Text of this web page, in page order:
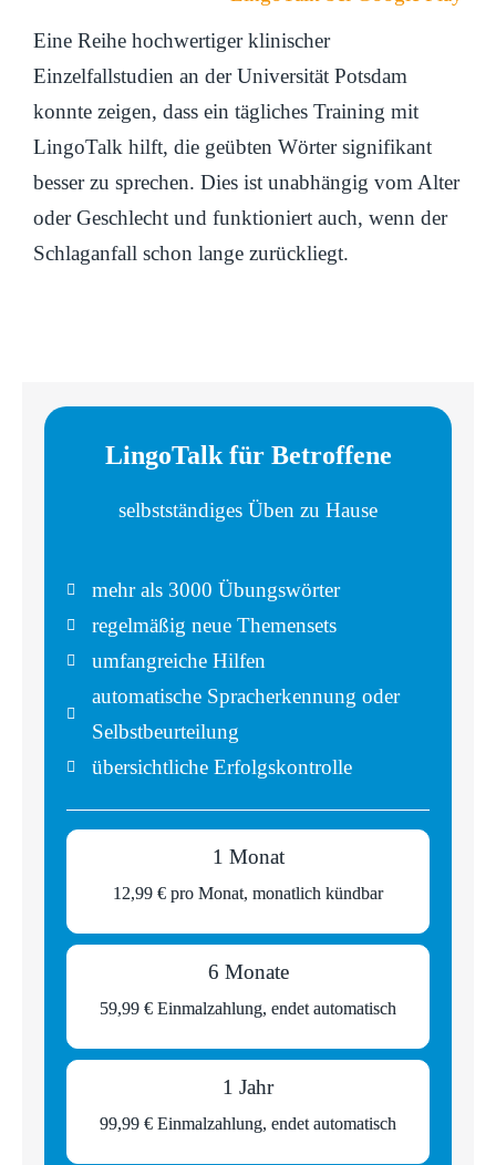
Eine Reihe hochwertiger klinischer
Einzelfallstudien an der Universität Potsdam
konnte zeigen, dass ein tägliches Training mit
LingoTalk hilft, die geübten Wörter signifikant
besser zu sprechen. Dies ist unabhängig vom Alter
oder Geschlecht und funktioniert auch, wenn der
Schlaganfall schon lange zurückliegt.
LingoTalk für Betroffene
selbstständiges Üben zu Hause
mehr als 3000 Übungswörter
regelmäßig neue Themensets
umfangreiche Hilfen
automatische Spracherkennung oder
Selbstbeurteilung
übersichtliche Erfolgskontrolle
1 Monat
12,99 € pro Monat, monatlich kündbar
6 Monate
59,99 € Einmalzahlung, endet automatisch
1 Jahr
99,99 € Einmalzahlung, endet automatisch